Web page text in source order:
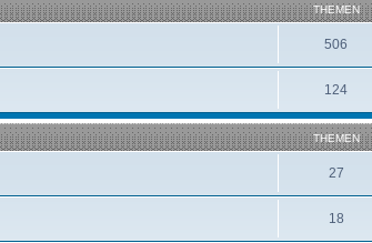
THEMEN
506
124
THEMEN
27
18